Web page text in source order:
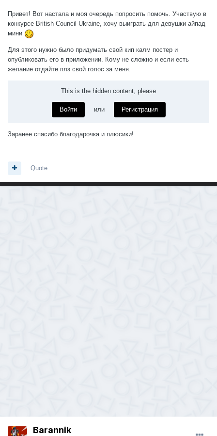
Привет! Вот настала и моя очередь попросить помочь. Участвую в
конкурсе British Council Ukraine, хочу выиграть для девушки айпад
мини
Для этого нужно было придумать свой кип калм постер и
опубликовать его в приложении. Кому не сложно и если есть
желание отдайте плз свой голос за меня.
This is the hidden content, please
Войти или Регистрация
Заранее спасибо благодарочка и плюсики!
Quote
Barannik